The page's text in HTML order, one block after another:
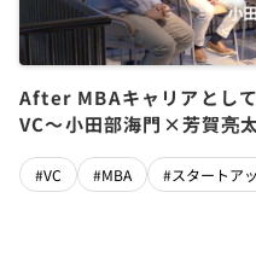
After MBAキャリアとし
VC〜小田部海門×芳賀
エムレ秀和
#VC #MBA #スタートア